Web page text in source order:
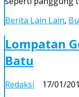
Berita Lain Lain,
Lompatan
Batu
Redaksi 17/01/